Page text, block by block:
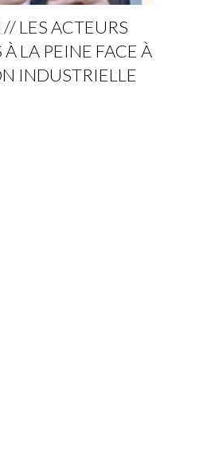
LES ACTEURS
LA PEINE FACE À
INDUSTRIELLE